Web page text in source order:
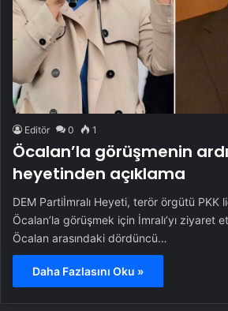
Editör 0 1
Öcalan’la görüşmenin
heyetinden açıklama
DEM Partiİmralı Heyeti, terör örgütü PKK
Öcalan’la görüşmek için İmralı’yı ziyaret
Öcalan arasındaki dördüncü…
Daha Fazlasını Oku »